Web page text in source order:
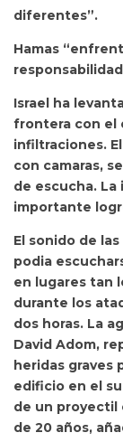
diferentes”.
Hamas
Israel ha
frontera con el
infiltraciones.
con camaras,
de escucha.
importante
El sonido de
podia
en lugares tan
durante los
dos horas. La
David Adom,
heridas graves
edificio en el
de un proyectil
de 20 años,